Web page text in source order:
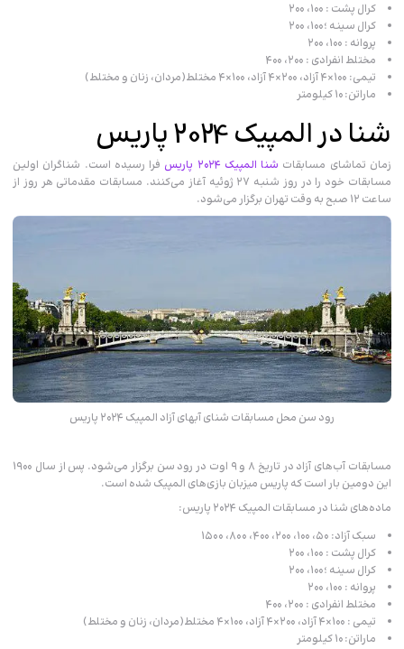
کرال پشت : ۱۰۰، ۲۰۰
کرال سینه ؛۱۰۰، ۲۰۰
پروانه : ۱۰۰، ۲۰۰
مختلط انفرادی : ۲۰۰، ۴۰۰
تیمی: ۱۰۰×۴ آزاد، ۲۰۰×۴ آزاد، ۱۰۰×۴ مختلط(مردان، زنان و مختلط)
ماراتن: ۱۰ کیلومتر
شنا در المپیک 2024 پاریس
زمان تماشای مسابقات شنا المپیک ۲۰۲۴ پاریس
فرا رسیده است. شناگران اولین
مسابقات خود را در روز شنبه ۲۷ ژوئیه آغاز می‌کنند. مسابقات مقدماتی هر روز از
ساعت ۱۲ صبح به وقت تهران برگزار می‌شود.
رود سن محل مسابقات شنای آبهای آزاد المپیک ۲۰۲۴ پاریس
مسابقات آب‌های آزاد در تاریخ ۸ و ۹ اوت در رود سن برگزار می‌شود. پس از سال ۱۹۰۰
این دومین بار است که پاریس میزبان بازی‌های المپیک شده است.
ماده‌های شنا در مسابقات المپیک ۲۰۲۴ پاریس:
سبک آزاد: ۵۰، ۱۰۰، ۲۰۰، ۴۰۰، ۸۰۰، ۱۵۰۰
کرال پشت : ۱۰۰، ۲۰۰
کرال سینه ؛۱۰۰، ۲۰۰
پروانه : ۱۰۰، ۲۰۰
مختلط انفرادی : ۲۰۰، ۴۰۰
تیمی : ۱۰۰×۴ آزاد، ۲۰۰×۴ آزاد، ۱۰۰×۴ مختلط(مردان، زنان و مختلط)
ماراتن: ۱۰ کیلومتر